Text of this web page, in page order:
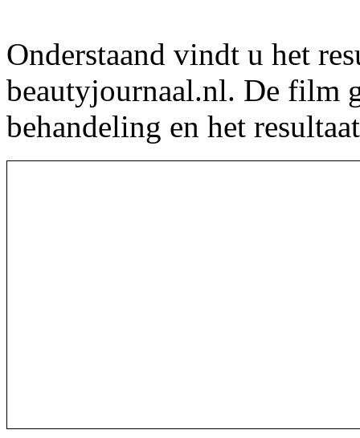
Onderstaand vindt u het
beautyjournaal.nl. De film
behandeling en het